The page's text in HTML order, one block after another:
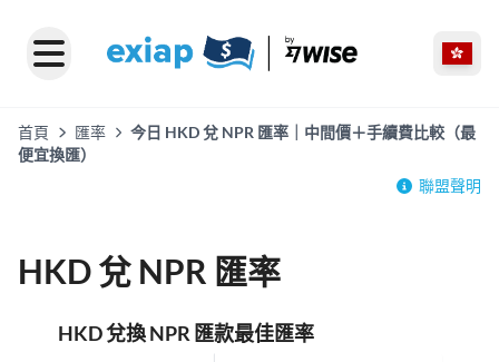
首頁 匯率
今日 HKD 兌 NPR 匯率｜中間價＋手續費比較（最
便宜換匯）
聯盟聲明
HKD 兌 NPR 匯率
HKD 兌換 NPR 匯款最佳匯率